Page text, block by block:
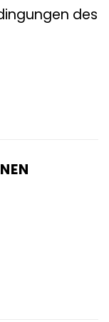
des